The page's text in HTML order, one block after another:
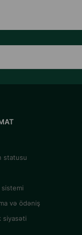
statusu
sistemi
və ödəniş
siyasəti